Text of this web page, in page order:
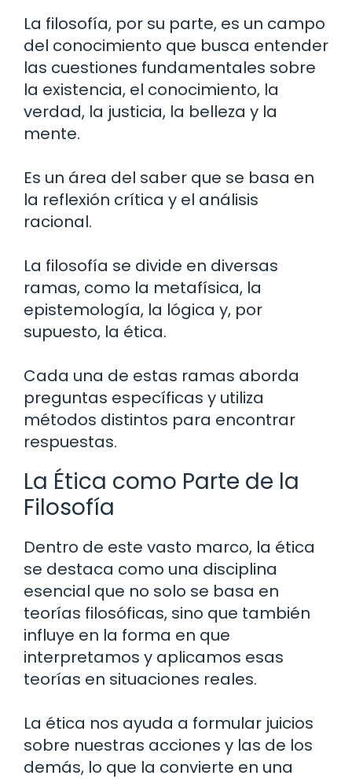
La filosofía, por su parte, es un campo
del conocimiento que busca entender
las cuestiones fundamentales sobre
la existencia, el conocimiento, la
verdad, la justicia, la belleza y la
mente.
Es un área del saber que se basa en
la reflexión crítica y el análisis
racional.
La filosofía se divide en diversas
ramas, como la metafísica, la
epistemología, la lógica y, por
supuesto, la ética.
Cada una de estas ramas aborda
preguntas específicas y utiliza
métodos distintos para encontrar
respuestas.
La Ética como Parte de la
Filosofía
Dentro de este vasto marco, la ética
se destaca como una disciplina
esencial que no solo se basa en
teorías filosóficas, sino que también
influye en la forma en que
interpretamos y aplicamos esas
teorías en situaciones reales.
La ética nos ayuda a formular juicios
sobre nuestras acciones y las de los
demás, lo que la convierte en una